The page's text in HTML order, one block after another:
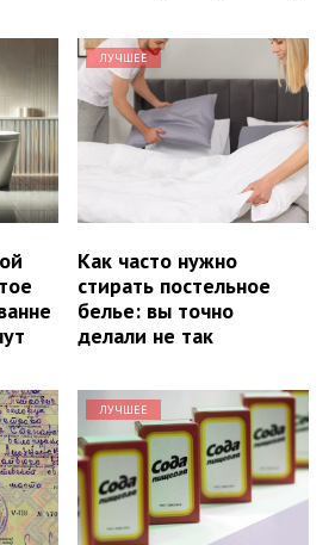
ЛУЧШЕЕ
Как часто нужно
стирать постельное
белье: вы точно
делали не так
ЛУЧШЕЕ